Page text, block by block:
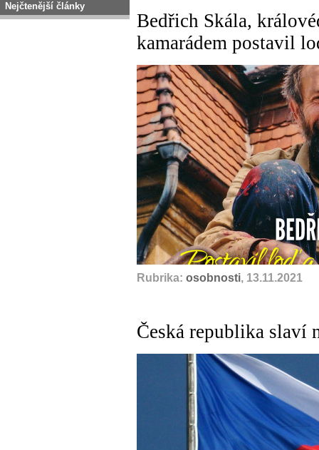
Nejčtenější články
Bedřich Skála,
kamarádem postavil
Rubrika: osobnosti, 13.11.2021
Česká republika slaví